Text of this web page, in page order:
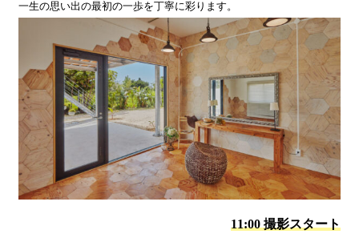
一生の思い出の最初の一歩を丁寧に彩ります。
11:00 撮影スタート